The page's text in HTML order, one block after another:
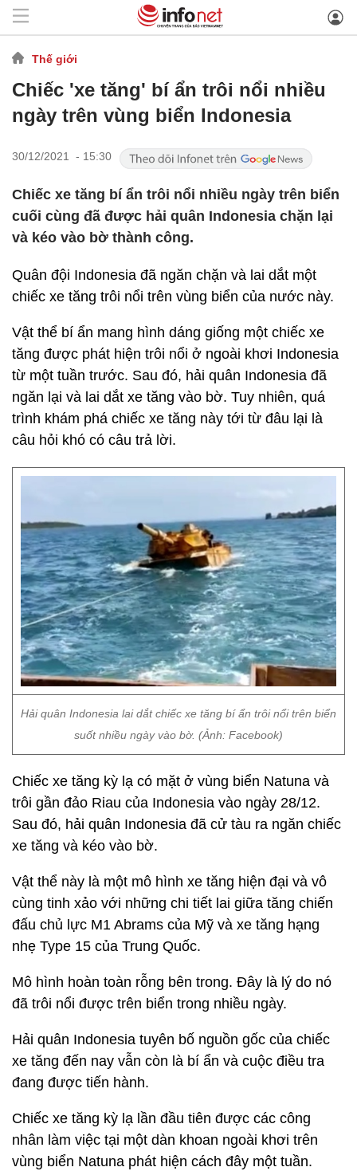
Thế giới
Chiếc 'xe tăng' bí ẩn trôi nổi nhiều
ngày trên vùng biển Indonesia
30/12/2021 - 15:30
Chiếc xe tăng bí ẩn trôi nổi nhiều ngày trên biển
cuối cùng đã được hải quân Indonesia chặn lại
và kéo vào bờ thành công.
Quân đội Indonesia đã ngăn chặn và lai dắt một
chiếc xe tăng trôi nổi trên vùng biển của nước này.
Vật thể bí ẩn mang hình dáng giống một chiếc xe
tăng được phát hiện trôi nổi ở ngoài khơi Indonesia
từ một tuần trước. Sau đó, hải quân Indonesia đã
ngăn lại và lai dắt xe tăng vào bờ. Tuy nhiên, quá
trình khám phá chiếc xe tăng này tới từ đâu lại là
câu hỏi khó có câu trả lời.
Hải quân Indonesia lai dắt chiếc xe tăng bí ẩn trôi nổi trên biển
suốt nhiều ngày vào bờ. (Ảnh: Facebook)
Chiếc xe tăng kỳ lạ có mặt ở vùng biển Natuna và
trôi gần đảo Riau của Indonesia vào ngày 28/12.
Sau đó, hải quân Indonesia đã cử tàu ra ngăn chiếc
xe tăng và kéo vào bờ.
Vật thể này là một mô hình xe tăng hiện đại và vô
cùng tinh xảo với những chi tiết lai giữa tăng chiến
đấu chủ lực M1 Abrams của Mỹ và xe tăng hạng
nhẹ Type 15 của Trung Quốc.
Mô hình hoàn toàn rỗng bên trong. Đây là lý do nó
đã trôi nổi được trên biển trong nhiều ngày.
Hải quân Indonesia tuyên bố nguồn gốc của chiếc
xe tăng đến nay vẫn còn là bí ẩn và cuộc điều tra
đang được tiến hành.
Chiếc xe tăng kỳ lạ lần đầu tiên được các công
nhân làm việc tại một dàn khoan ngoài khơi trên
vùng biển Natuna phát hiện cách đây một tuần.